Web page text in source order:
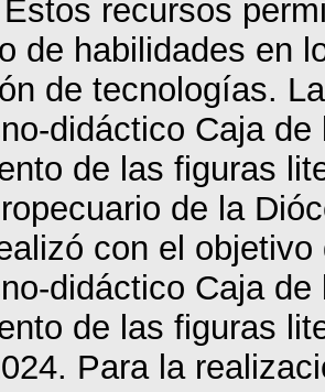
recursos
de habilidades en
de tecnologías.
didáctico Caja
de las figuras
de la
con el
didáctico Caja
de las figuras
Para la